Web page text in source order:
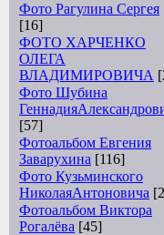
Фото Рагулина Сергея
[16]
ФОТО ХАРЧЕНКО
ОЛЕГА
ВЛАДИМИРОВИЧА
Фото Шубина
[57]
Фотоальбом Евгения
Заварухина [116]
Фото Кузьминского
НиколаяАнтоновича
Фотоальбом Виктора
Рогалёва [45]